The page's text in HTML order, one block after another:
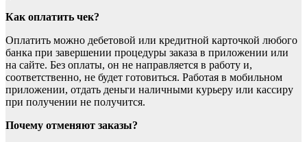
Как оплатить чек?
Оплатить можно дебетовой или кредитной карточкой любого
банка при завершении процедуры заказа в приложении или
на сайте. Без оплаты, он не направляется в работу и,
соответственно, не будет готовиться. Работая в мобильном
приложении, отдать деньги наличными курьеру или кассиру
при получении не получится.
Почему отменяют заказы?